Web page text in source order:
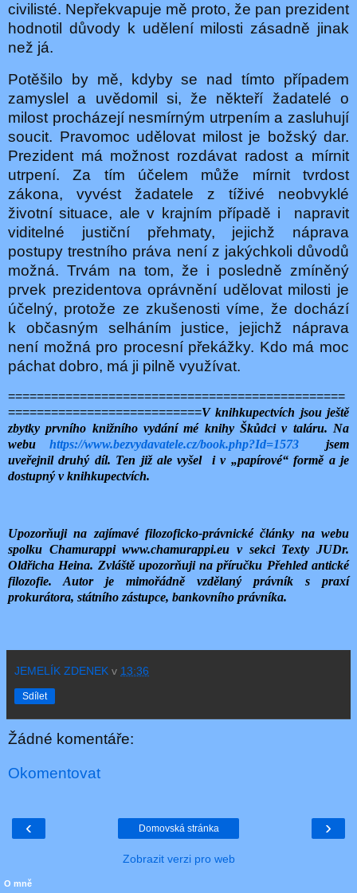
civilisté. Nepřekvapuje mě proto, že pan prezident
hodnotil důvody k udělení milosti zásadně jinak
než já.
Potěšilo by mě, kdyby se nad tímto případem
zamyslel a uvědomil si, že někteří žadatelé o
milost procházejí nesmírným utrpením a zasluhují
soucit. Pravomoc udělovat milost je božský dar.
Prezident má možnost rozdávat radost a mírnit
utrpení. Za tím účelem může mírnit tvrdost
zákona, vyvést žadatele z tíživé neobvyklé
životní situace, ale v krajním případě i
napravit
viditelné justiční přehmaty, jejichž náprava
postupy trestního práva není z jakýchkoli důvodů
možná. Trvám na tom, že i posledně zmíněný
prvek prezidentova oprávnění udělovat milosti je
účelný, protože ze zkušenosti víme, že dochází
k občasným selháním justice, jejichž náprava
není možná pro procesní překážky. Kdo má moc
páchat dobro, má ji pilně využívat.
===============================================
===========================V knihkupectvích jsou ještě
zbytky prvního knižního vydání mé knihy Škůdci v taláru. Na
webu https://www.bezvydavatele.cz/book.php?Id=1573 jsem
uveřejnil druhý díl. Ten již ale vyšel i v „papírové“ formě a je
dostupný v knihkupectvích.
Upozorňuji na zajímavé filozoficko-právnické články na webu
spolku Chamurappi www.chamurappi.eu v sekci Texty JUDr.
Oldřicha Heina. Zvláště upozorňuji na příručku Přehled antické
filozofie. Autor je mimořádně vzdělaný právník s praxí
prokurátora, státního zástupce, bankovního právníka.
JEMELÍK ZDENEK v 13:36
Sdílet
Žádné komentáře:
Okomentovat
‹ ›
Domovská stránka
Zobrazit verzi pro web
O mně